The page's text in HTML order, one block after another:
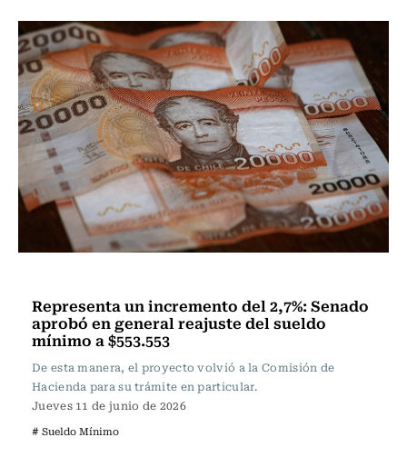
Representa un incremento del 2,7%: Senado
aprobó en general reajuste del sueldo
mínimo a $553.553
De esta manera, el proyecto volvió a la Comisión de
Hacienda para su trámite en particular.
Jueves 11 de junio de 2026
# Sueldo Mínimo